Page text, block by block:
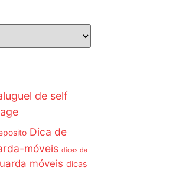
de self
Dica de
móveis dicas da
móveis dicas